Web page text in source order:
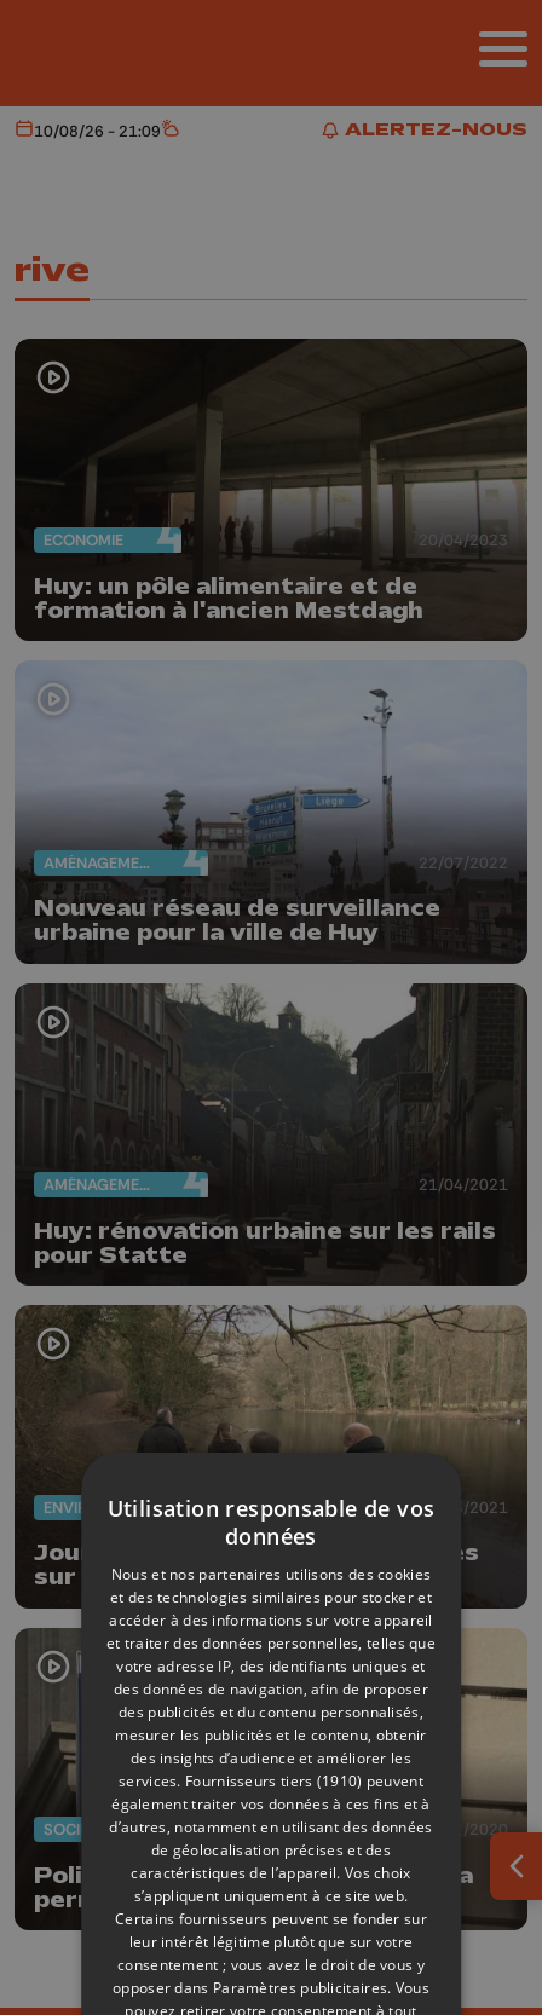
ALERTEZ-NOUS
ALERTEZ-NOUS
Aujourd'hui
10/08/26 - 21:09 Météo
rive
ECONOMIE 20/04/2023
Huy: un pôle alimentaire et de
formation à l'ancien Mestdagh
AMÉNAGEMENT DU TERRITOIRE 22/07/2022
Nouveau réseau de surveillance
urbaine pour la ville de Huy
AMÉNAGEMENT DU TERRITOIRE 21/04/2021
Huy: rénovation urbaine sur les rails
pour Statte
ENVIRONNEMENT 20/03/2021
Journées de l'eau: Les voies lentes
sur l'Amblève
SOCIÉTÉ 18/02/2020
Police de Huy: la suppression de la
permanence a du bon
Utilisation responsable de vos
données
Nous et nos partenaires utilisons des cookies
et des technologies similaires pour stocker et
accéder à des informations sur votre appareil
et traiter des données personnelles, telles que
votre adresse IP, des identifiants uniques et
des données de navigation, afin de proposer
des publicités et du contenu personnalisés,
mesurer les publicités et le contenu, obtenir
des insights d’audience et améliorer les
services. Fournisseurs tiers (1910) peuvent
également traiter vos données à ces fins et à
d’autres, notamment en utilisant des données
de géolocalisation précises et des
caractéristiques de l’appareil. Vos choix
s’appliquent uniquement à ce site web.
Certains fournisseurs peuvent se fonder sur
leur intérêt légitime plutôt que sur votre
consentement ; vous avez le droit de vous y
opposer dans Paramètres publicitaires. Vous
pouvez retirer votre consentement à tout